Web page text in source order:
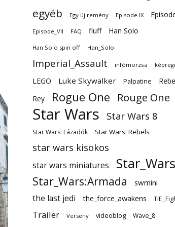
egyéb Egy új remény Episode IX
Episode_VII FAQ fluff Han Solo
Han Solo spin off Han_Solo
Imperial_Assault infómorzsa
LEGO Luke Skywalker Palpatine
Rey
Rogue One Rouge One
Star Wars Star Wars 8
Star Wars: Lázadók Star Wars: Rebels
star wars kisokos
star wars miniatures Star_Wars
Star_Wars:Armada swmini
the last jedi the_force_awakens
Trailer Verseny videoblog Wave_8